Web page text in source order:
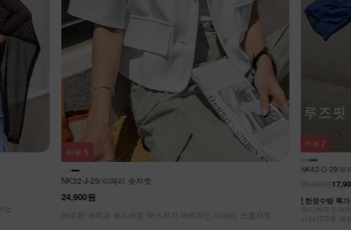
NK32-J-29/이페리 숏자켓
24,900원
러프한 매력과 부드러운 텍스쳐가 매력적인 이페리 크롭자켓
리뷰 5
NK42-O-29/프
[ 한정수량 특
+나시T/2종 셋
리뷰 2